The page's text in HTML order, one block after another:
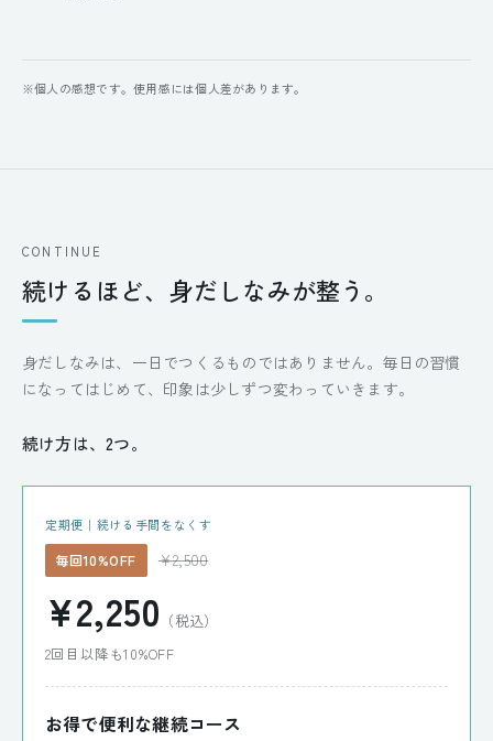
※個人の感想です。使用感には個人差があります。
CONTINUE
続けるほど、身だしなみが整う。
身だしなみは、一日でつくるものではありません。毎日の習慣
になってはじめて、印象は少しずつ変わっていきます。
続け方は、2つ。
定期便｜続ける手間をなくす
毎回10%OFF ¥2,500
¥2,250 （税込）
2回目以降も10%OFF
お得で便利な継続コース